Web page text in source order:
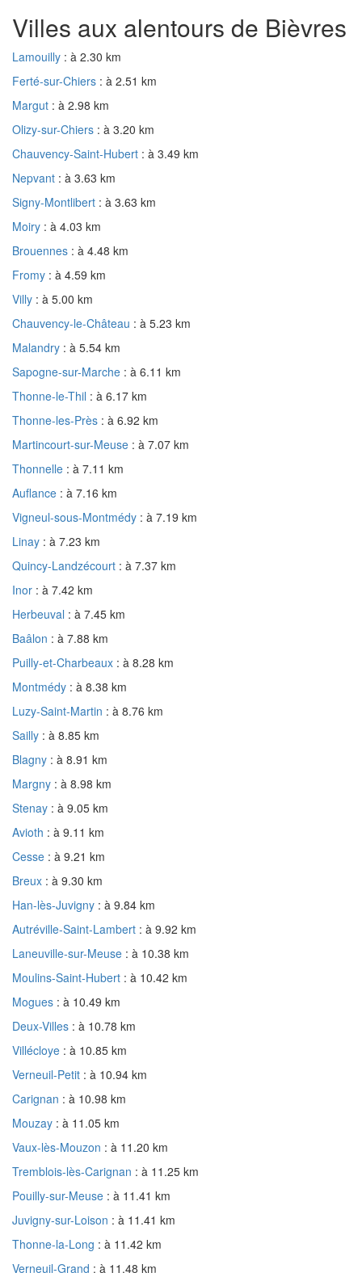
Villes aux alentours de Bièvres
Lamouilly : à 2.30 km
Ferté-sur-Chiers : à 2.51 km
Margut : à 2.98 km
Olizy-sur-Chiers : à 3.20 km
Chauvency-Saint-Hubert : à 3.49 km
Nepvant : à 3.63 km
Signy-Montlibert : à 3.63 km
Moiry : à 4.03 km
Brouennes : à 4.48 km
Fromy : à 4.59 km
Villy : à 5.00 km
Chauvency-le-Château : à 5.23 km
Malandry : à 5.54 km
Sapogne-sur-Marche : à 6.11 km
Thonne-le-Thil : à 6.17 km
Thonne-les-Près : à 6.92 km
Martincourt-sur-Meuse : à 7.07 km
Thonnelle : à 7.11 km
Auflance : à 7.16 km
Vigneul-sous-Montmédy : à 7.19 km
Linay : à 7.23 km
Quincy-Landzécourt : à 7.37 km
Inor : à 7.42 km
Herbeuval : à 7.45 km
Baâlon : à 7.88 km
Puilly-et-Charbeaux : à 8.28 km
Montmédy : à 8.38 km
Luzy-Saint-Martin : à 8.76 km
Sailly : à 8.85 km
Blagny : à 8.91 km
Margny : à 8.98 km
Stenay : à 9.05 km
Avioth : à 9.11 km
Cesse : à 9.21 km
Breux : à 9.30 km
Han-lès-Juvigny : à 9.84 km
Autréville-Saint-Lambert : à 9.92 km
Laneuville-sur-Meuse : à 10.38 km
Moulins-Saint-Hubert : à 10.42 km
Mogues : à 10.49 km
Deux-Villes : à 10.78 km
Villécloye : à 10.85 km
Verneuil-Petit : à 10.94 km
Carignan : à 10.98 km
Mouzay : à 11.05 km
Vaux-lès-Mouzon : à 11.20 km
Tremblois-lès-Carignan : à 11.25 km
Pouilly-sur-Meuse : à 11.41 km
Juvigny-sur-Loison : à 11.41 km
Thonne-la-Long : à 11.42 km
Verneuil-Grand : à 11.48 km